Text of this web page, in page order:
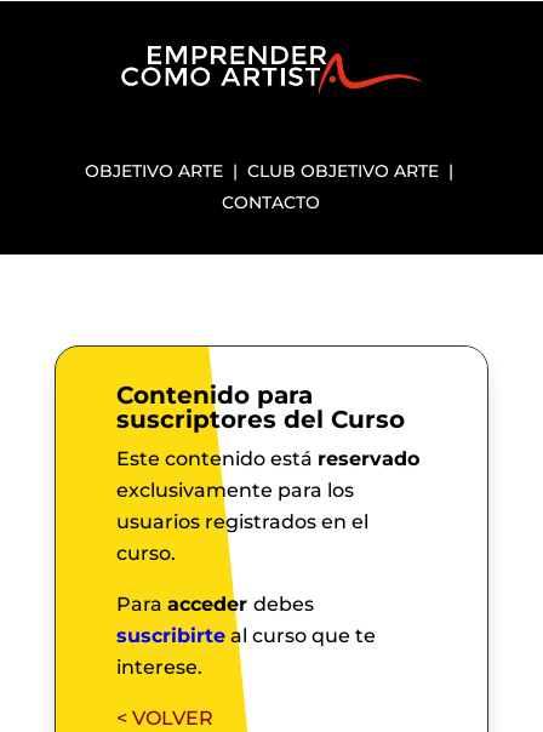
OBJETIVO ARTE| CLUB OBJETIVO ARTE|
CONTACTO
Contenido para
suscriptores del Curso
Este contenido está reservado
exclusivamente para los
usuarios registrados en el
curso.
Para acceder debes
suscribirteal curso que te
interese.
< VOLVER